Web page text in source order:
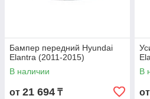
Бампер передний Hyundai
Elantra (2011-2015)
В наличии
от 21 694 ₸
В
от